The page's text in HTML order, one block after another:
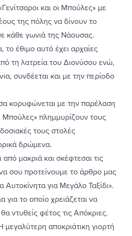
και οι Μπούλες» με
της πόλης να δίνουν το
κάθε γωνιά της Νάουσας.
το έθιμο αυτό έχει αρχαίες
τη λατρεία του Διονύσου ενώ,
συνδέεται και με την περίοδο
κορυφώνεται με την παρέλαση
Μπούλες» πλημμυρίζουν τους
τους στολές
δρώμενα.
μακριά και σκέφτεσαι τις
σου προτείνουμε το άρθρο μας
Αυτοκίνητα για Μεγάλο Ταξίδι».
το οποίο χρειάζεται να
θα ντυθείς φέτος τις Απόκριες.
μεγαλύτερη αποκριάτικη γιορτή